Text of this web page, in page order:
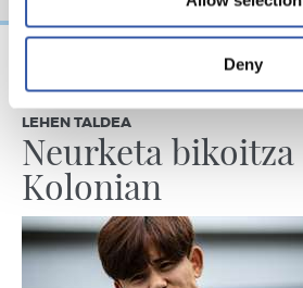
Deny
2026/08/07
LEHEN TALDEA
Neurketa bikoitza
Kolonian